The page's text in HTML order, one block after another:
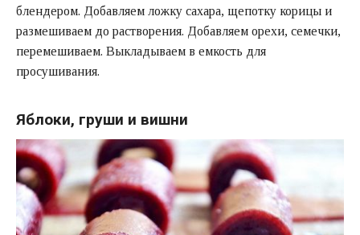
блендером. Добавляем ложку сахара, щепотку корицы и
размешиваем до растворения. Добавляем орехи, семечки,
перемешиваем. Выкладываем в емкость для
просушивания.
Яблоки, груши и вишни